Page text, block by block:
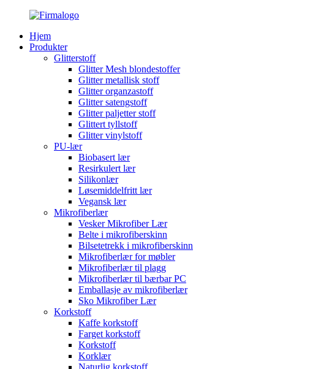
Hjem
Produkter
Glitterstoff
Glitter Mesh blondestoffer
Glitter metallisk stoff
Glitter organzastoff
Glitter satengstoff
Glitter paljetter stoff
Glittert tyllstoff
Glitter vinylstoff
PU-lær
Biobasert lær
Resirkulert lær
Silikonlær
Løsemiddelfritt lær
Vegansk lær
Mikrofiberlær
Vesker Mikrofiber Lær
Belte i mikrofiberskinn
Bilsetetrekk i mikrofiberskinn
Mikrofiberlær for møbler
Mikrofiberlær til plagg
Mikrofiberlær til bærbar PC
Emballasje av mikrofiberlær
Sko Mikrofiber Lær
Korkstoff
Kaffe korkstoff
Farget korkstoff
Korkstoff
Korklær
Naturlig korkstoff